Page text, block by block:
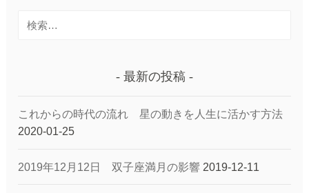
検
最新の投稿
これからの時代の流れ 星の動きを人生に活かす方法
2020-01-25
2019年12月12日 双子座満月の影響 2019-12-11